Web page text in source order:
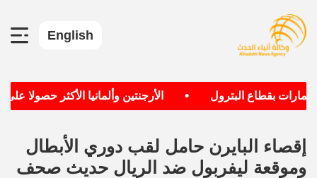
English
البترول • الأرجنتين وألمانيا الأكثر حصولا على وصافة
إقصاء البايرن حامل لقب دوري الأبطال
وموقعة ليفربول ضد الريال حديث صحف